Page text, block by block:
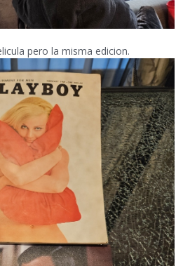
pero la misma edicion.